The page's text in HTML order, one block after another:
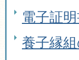
電子証
養子縁